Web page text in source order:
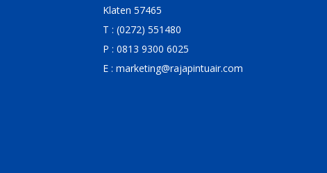
Klaten 57465
T : (0272) 551480
P : 0813 9300 6025
E : marketing@rajapintuair.com